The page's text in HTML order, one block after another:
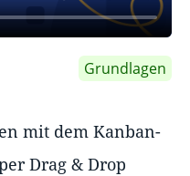
Grundlagen
mit dem Kanban-
Drag & Drop